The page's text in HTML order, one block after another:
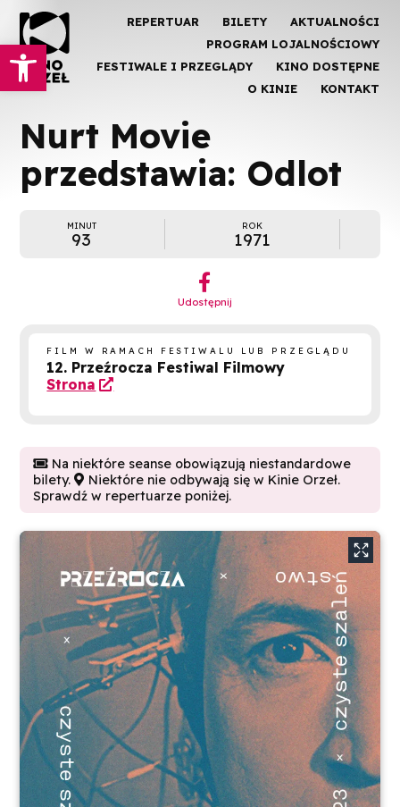
Otwórz pasek narzędzi
REPERTUAR BILETY
AKTUALNOŚCI
PROGRAM LOJALNOŚCIOWY
FESTIWALE I PRZEGLĄDY
KINO DOSTĘPNE
O KINIE
KONTAKT
Nurt Movie
przedstawia: Odlot
MINUT
93
ROK
1971
︁
Udostępnij
FILM W RAMACH FESTIWALU LUB PRZEGLĄDU
12. Przeźrocza Festiwal Filmowy
Strona 
 Na niektóre seanse obowiązują niestandardowe
bilety. Niektóre nie odbywają się w Kinie Orzeł.
Sprawdź w repertuarze poniżej.